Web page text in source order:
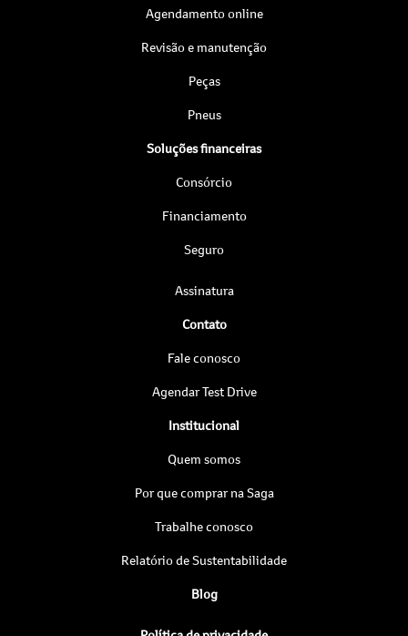
Agendamento online
Revisão e manutenção
Peças
Pneus
Soluções financeiras
Consórcio
Financiamento
Seguro
Assinatura
Contato
Fale conosco
Agendar Test Drive
Institucional
Quem somos
Por que comprar na Saga
Trabalhe conosco
Relatório de Sustentabilidade
Blog